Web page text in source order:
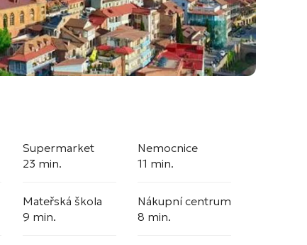
Supermarket
23 min.
Nemocnice
11 min.
Mateřská škola
9 min.
Nákupní centrum
8 min.